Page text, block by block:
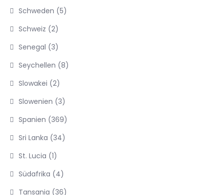
Schweden (5)
Schweiz (2)
Senegal (3)
Seychellen (8)
Slowakei (2)
Slowenien (3)
Spanien (369)
Sri Lanka (34)
St. Lucia (1)
Südafrika (4)
Tansania (36)